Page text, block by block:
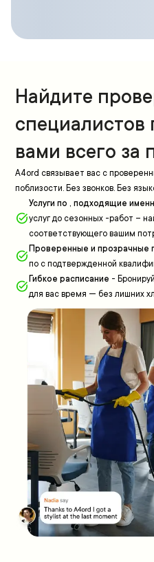
Найдите
специалистов
вами всего за
A4ord связывает вас с
поблизости. Без звонков. Без
Услуги по , подходящие
услуг до сезонных -работ –
соответствующего вашим
Проверенные и прозрачные
по с подтвержденной
Гибкое расписание -
для вас время — без лишних